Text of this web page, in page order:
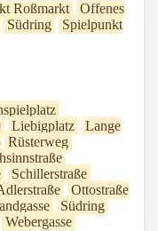
Roßmarkt
Offenes
Südring
Spielpunkt
Liebigplatz
Lange
Rüsterweg
Schillerstraße
Ottostraße
Südring
Webergasse